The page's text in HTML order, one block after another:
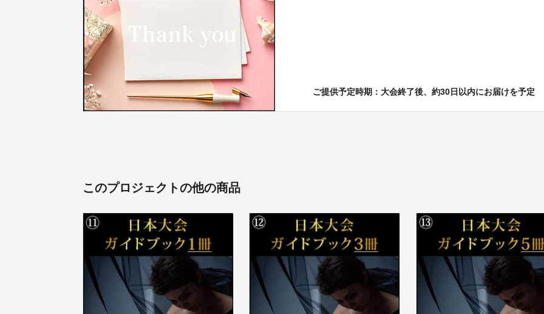
ご提供予定時期：大会終了後、約30日以内にお届けを予定
このプロジェクトの他の商品